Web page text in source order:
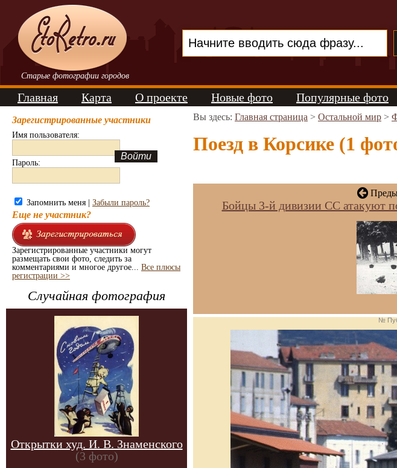
Старые фотографии городов
Главная Карта О проекте Новые фото Популярные фото
Зарегистрированные участники
Имя пользователя:
Пароль:
Запомнить меня | Забыли пароль?
Еще не участник?
Зарегистрированные участники могут
размещать свои фото, следить за
комментариями и многое другое... Все плюсы
регистрации >>
Случайная фотография
Открытки худ. И. В. Знаменского
(3 фото)
Вы здесь: Главная страница > Остальной мир >
Поезд в Корсике (1
Бойцы 3-й дивизии СС атакуют
№